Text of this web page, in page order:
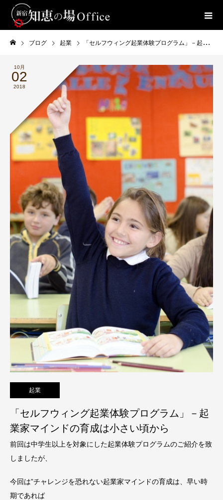
ブログ 起業 「セルフウィング起業体験プログラム」－起業家マインドの育成は小さい頃から
10月
02
2018
起業
「セルフウィング起業体験プログラム」－起
業家マインドの育成は小さい頃から
前回は中学生以上を対象にした起業体験プログラムのご紹介を致
しましたが、
今回は”チャレンジを恐れない起業家マインドの育成は、早い時
期であれば